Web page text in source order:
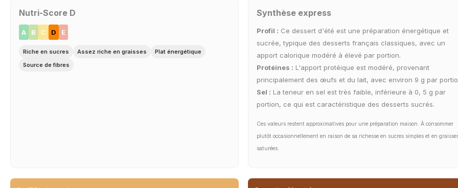
Nutri-Score D
A B C D E
Riche en sucres Assez riche en graisses
Plat énergétique
Source de fibres
Synthèse express
Profil : Ce dessert d'été est une préparation énergétique et
sucrée, typique des desserts français classiques, avec un
apport calorique modéré à élevé par portion.
Protéines : L'apport protéique est modéré, provenant
principalement des œufs et du lait, avec environ 9 g par
Sel : La teneur en sel est très faible, inférieure à 0, 5 g par
portion, ce qui est caractéristique des desserts sucrés.
Ces valeurs restent approximatives pour une préparation maison. À consommer
plutôt occasionnellement en raison de sa richesse en sucres simples et en
saturées.